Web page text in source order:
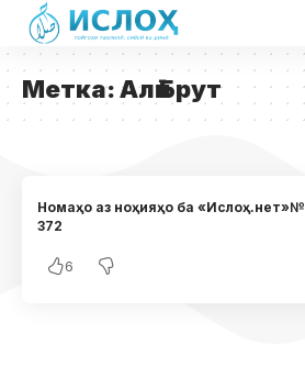
Метка:Алӣ Брут
Номаҳо аз ноҳияҳо ба «Ислоҳ.нет»№
372
6